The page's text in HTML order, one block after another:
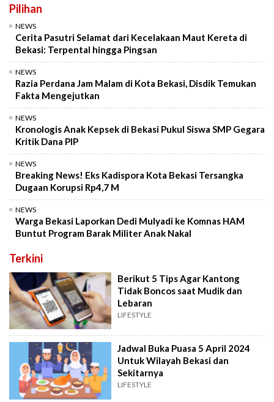
Pilihan
NEWS
Cerita Pasutri Selamat dari Kecelakaan Maut Kereta di
Bekasi: Terpental hingga Pingsan
NEWS
Razia Perdana Jam Malam di Kota Bekasi, Disdik Temukan
Fakta Mengejutkan
NEWS
Kronologis Anak Kepsek di Bekasi Pukul Siswa SMP Gegara
Kritik Dana PIP
NEWS
Breaking News! Eks Kadispora Kota Bekasi Tersangka
Dugaan Korupsi Rp4,7 M
NEWS
Warga Bekasi Laporkan Dedi Mulyadi ke Komnas HAM
Buntut Program Barak Militer Anak Nakal
Terkini
Berikut 5 Tips Agar Kantong
Tidak Boncos saat Mudik dan
Lebaran
LIFESTYLE
Jadwal Buka Puasa 5 April 2024
Untuk Wilayah Bekasi dan
Sekitarnya
LIFESTYLE